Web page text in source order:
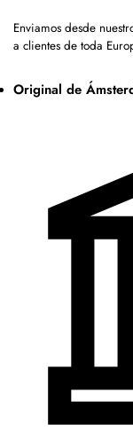
Enviamos desde
a clientes de toda
Original de